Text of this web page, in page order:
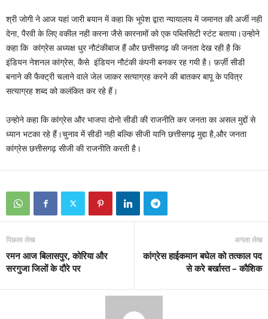
श्री जोगी ने आज यहां जारी बयान में कहा कि भूपेश द्वारा न्यायालय में जमानत की अर्जी नही
देना, पैरवी के लिए वकील नही करना जैसे कारनामों को एक पब्लिसिटी स्टंट बताया।उन्होने
कहा कि कांग्रेस अध्यक्ष धुर नौटंकीबाज हैं और छत्तीसगढ़ की जनता देख रही है कि
इंडियन नेशनल कांग्रेस, कैसे इंडियन नौटंकी कंपनी बनकर रह गयी है। फ़र्ज़ी सीडी
बनाने की फैक्ट्री चलाने वाले जेल जाकर सत्याग्रह करने की बातकर बापू के पवित्र
सत्याग्रह शब्द को कलंकित कर रहे हैं।
उन्होने कहा कि कांग्रेस और भाजपा दोनो सीडी की राजनीति कर जनता का असल मुद्दों से
ध्यान भटका रहे हैं।चुनाव में सीडी नही बल्कि सीजी यानि छत्तीसगढ़ मुद्दा है,और जनता
कांग्रेस छत्तीसगढ़ सीजी की राजनीति करती है।
पिछला लेख
रमन आज बिलासपुर, कोरिया और
सरगुजा जिलों के दौरे पर
अगला लेख
कांग्रेस हाईकमान बघेल को तत्काल पद
से करे बर्खास्त – कौशिक